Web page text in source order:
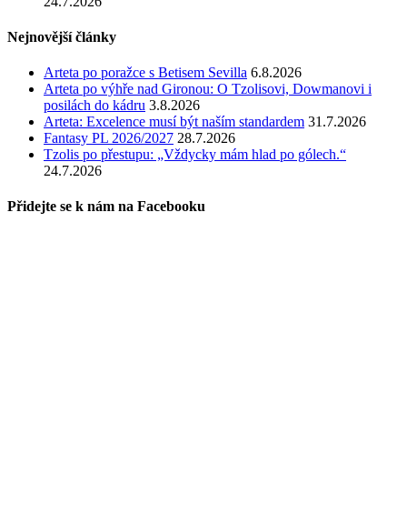
Nejnovější články
Arteta po poražce s Betisem Sevilla 6.8.2026
Arteta po výhře nad Gironou: O Tzolisovi, Dowmanovi i
posilách do kádru 3.8.2026
Arteta: Excelence musí být naším standardem 31.7.2026
Fantasy PL 2026/2027 28.7.2026
Tzolis po přestupu: „Vždycky mám hlad po gólech.“
24.7.2026
Přidejte se k nám na Facebooku